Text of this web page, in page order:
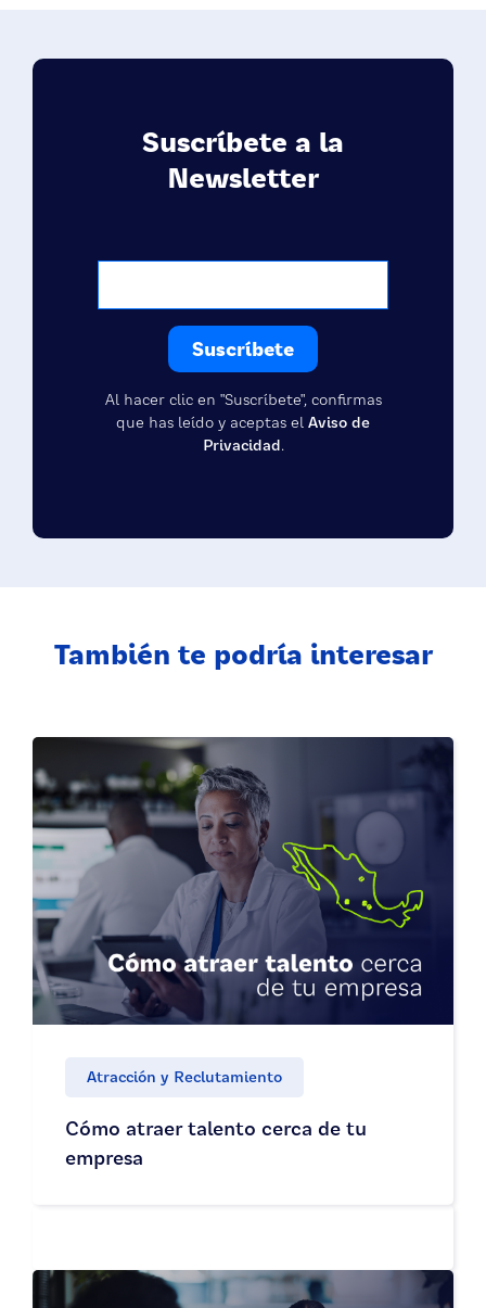
Suscríbete a la
Newsletter
Al hacer clic en "Suscríbete", confirmas
que has leído y aceptas el Aviso de
Privacidad.
También te podría interesar
Atracción y Reclutamiento
Cómo atraer talento cerca de tu
empresa